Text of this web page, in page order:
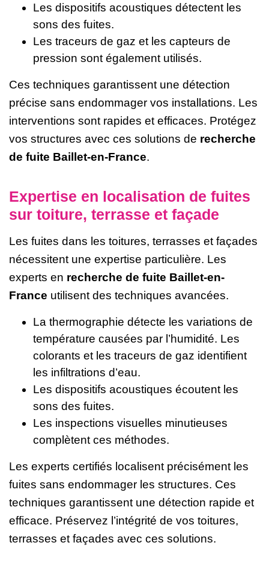
Les dispositifs acoustiques détectent les
sons des fuites.
Les traceurs de gaz et les capteurs de
pression sont également utilisés.
Ces techniques garantissent une détection
précise sans endommager vos installations. Les
interventions sont rapides et efficaces. Protégez
vos structures avec ces solutions de recherche
de fuite Baillet-en-France.
Expertise en localisation de fuites
sur toiture, terrasse et façade
Les fuites dans les toitures, terrasses et façades
nécessitent une expertise particulière. Les
experts en recherche de fuite Baillet-en-
France utilisent des techniques avancées.
La thermographie détecte les variations de
température causées par l’humidité. Les
colorants et les traceurs de gaz identifient
les infiltrations d’eau.
Les dispositifs acoustiques écoutent les
sons des fuites.
Les inspections visuelles minutieuses
complètent ces méthodes.
Les experts certifiés localisent précisément les
fuites sans endommager les structures. Ces
techniques garantissent une détection rapide et
efficace. Préservez l’intégrité de vos toitures,
terrasses et façades avec ces solutions.